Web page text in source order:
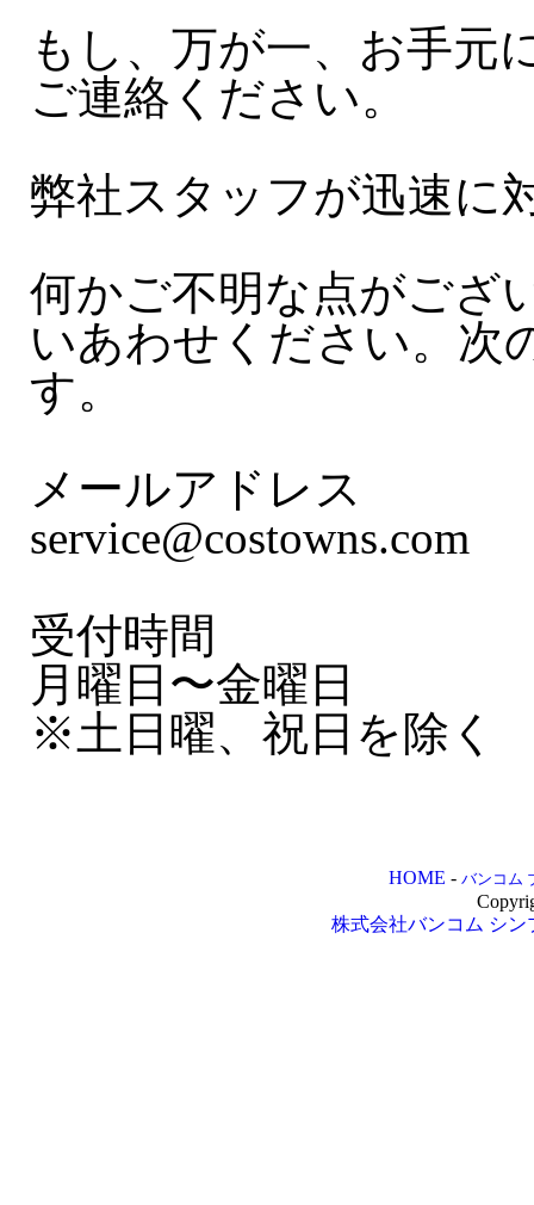
もし、万が一、お手元
ご連絡ください。
弊社スタッフが迅速に
何かご不明な点がござ
いあわせください。次
す。
メールアドレス
service@costowns.com
受付時間
月曜日〜金曜日
※土日曜、祝日を除く
HOME - バンコム
株式会社バンコム シン